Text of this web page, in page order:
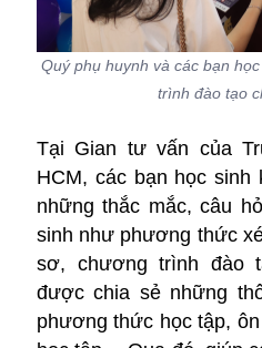
Quý phụ huynh và các bạn
trình đào tạo
Tại Gian tư vấn của
HCM, các bạn học
những thắc mắc, câu
sinh như phương thức
sơ, chương trình đào
được chia sẻ những
phương thức học tập,